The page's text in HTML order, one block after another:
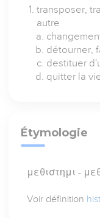
transposer,
autre
détourner,
destituer
quitter la
Étymologie
μεθιστημι -
Voir définition